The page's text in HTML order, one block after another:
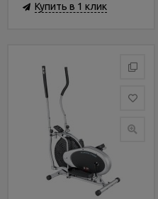
Купить в 1 клик